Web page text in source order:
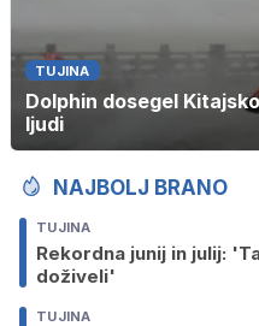
TUJINA
Dolphin dosegel
ljudi
NAJBOLJ BRANO
TUJINA
Rekordna junij in julij:
doživeli'
TUJINA